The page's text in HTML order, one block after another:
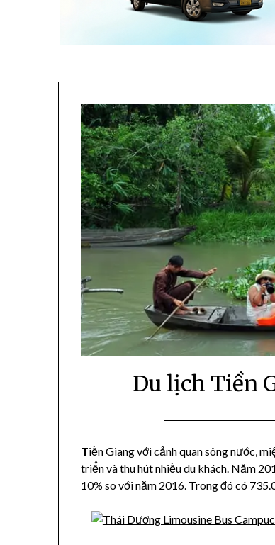
Du lịch Tiền
Tiền Giang với cảnh quan sông nước,
triển và thu hút nhiều du khách. Năm
10% so với năm 2016. Trong đó có